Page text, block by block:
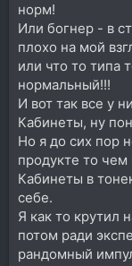
норм!
Или богнер - в
плохо на мой
или что то типа
нормальный!!!
И вот так все у
Кабинеты, ну
Но я до сих пор
продукте то чем
Кабинеты в
себе.
Я как то крутил
потом ради
рандомный